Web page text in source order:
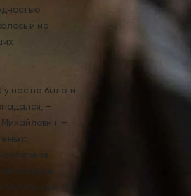
и на
нас не было, и
–
–
во время
острове
Они от